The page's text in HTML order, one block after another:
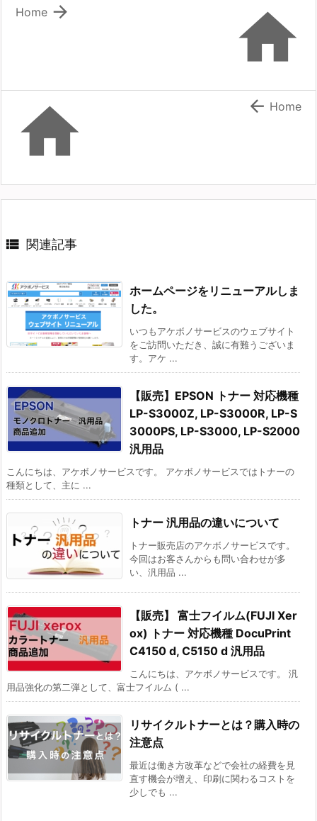


Home
  Home
 関連記事
ホームページをリニューアルしま
した。
いつもアケボノサービスのウェブサイト
をご訪問いただき、誠に有難うございま
す。アケ ...
【販売】EPSON トナー 対応機種
LP-S3000Z, LP-S3000R, LP-S
3000PS, LP-S3000, LP-S2000
汎用品
こんにちは、アケボノサービスです。 アケボノサービスではトナーの
種類として、主に ...
トナー 汎用品の違いについて
トナー販売店のアケボノサービスです。
今回はお客さんからも問い合わせが多
い、汎用品 ...
【販売】 富士フイルム(FUJI Xer
ox) トナー 対応機種 DocuPrint
C4150 d, C5150 d 汎用品
こんにちは、アケボノサービスです。 汎
用品強化の第二弾として、富士フイルム ( ...
リサイクルトナーとは？購入時の
注意点
最近は働き方改革などで会社の経費を見
直す機会が増え、印刷に関わるコストを
少しでも ...